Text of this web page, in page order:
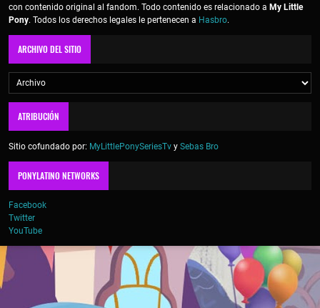
con contenido original al fandom. Todo contenido es relacionado a My Little
Pony. Todos los derechos legales le pertenecen a Hasbro.
ARCHIVO DEL SITIO
ATRIBUCIÓN
Sitio cofundado por: MyLittlePonySeriesTv y Sebas Bro
PONYLATINO NETWORKS
Facebook
Twitter
YouTube